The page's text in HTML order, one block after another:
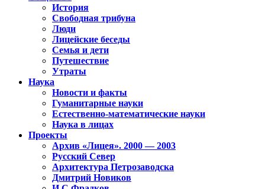
История
Свободная трибуна
Люди
Лицейские беседы
Семья и дети
Путешествие
Утраты
Наука
Новости и факты
Гуманитарные науки
Естественно-математические науки
Наука в лицах
Проекты
Архив «Лицея». 2000 — 2003
Русский Север
Архитектура Петрозаводска
Дмитрий Новиков